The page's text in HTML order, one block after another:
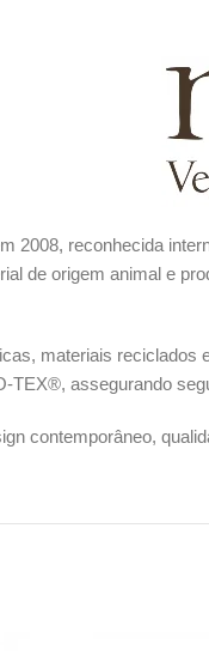
2008, reconhecida
de origem animal e
materiais
assegurando
contemporâneo,